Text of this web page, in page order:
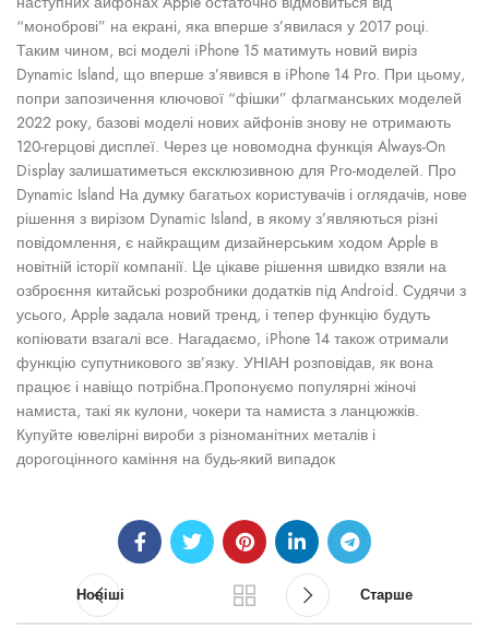
“моноброві” на екрані, яка вперше з’явилася у 2017 році.
Таким чином, всі моделі iPhone 15 матимуть новий виріз
Dynamic Island, що вперше з’явився в iPhone 14 Pro. При цьому,
попри запозичення ключової “фішки” флагманських моделей
2022 року, базові моделі нових айфонів знову не отримають
120-герцові дисплеї. Через це новомодна функція Always-On
Display залишатиметься ексклюзивною для Pro-моделей. Про
Dynamic Island На думку багатьох користувачів і оглядачів, нове
рішення з вирізом Dynamic Island, в якому з’являються різні
повідомлення, є найкращим дизайнерським ходом Apple в
новітній історії компанії. Це цікаве рішення швидко взяли на
озброєння китайські розробники додатків під Android. Судячи з
усього, Apple задала новий тренд, і тепер функцію будуть
копіювати взагалі все. Нагадаємо, iPhone 14 також отримали
функцію супутникового зв’язку. УНІАН розповідав, як вона
працює і навіщо потрібна.Пропонуємо популярні жіночі
намиста, такі як кулони, чокери та намиста з ланцюжків.
Купуйте ювелірні вироби з різноманітних металів і
дорогоцінного каміння на будь-який випадок
Новіші Старше